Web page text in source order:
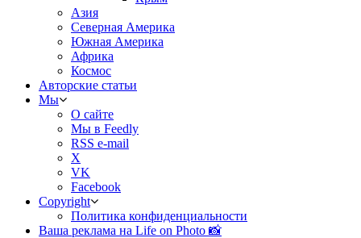
Азия
Северная Америка
Южная Америка
Африка
Космос
Авторские статьи
Мы
О сайте
Мы в Feedly
RSS e-mail
X
VK
Facebook
Copyright
Политика конфиденциальности
Ваша реклама на Life on Photo 📸